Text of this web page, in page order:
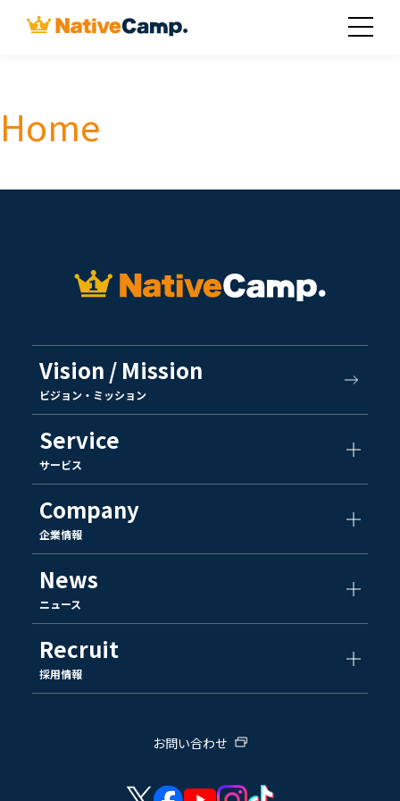
Home
Vision / Mission
ビジョン・ミッション
Service
サービス
Company
企業情報
News
ニュース
Recruit
採用情報
お問い合わせ